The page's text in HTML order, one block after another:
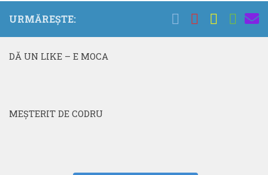
URMĂREȘTE:
DĂ UN LIKE – E MOCA
MEŞTERIT DE CODRU